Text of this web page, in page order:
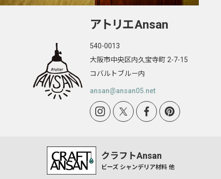
Aトロ型
オワン型 2001
トキワ型
花ぶち型 9906
アトリエAnsan
540-0013
大阪市中央区内久宝寺町 2-7-15
コバルトブルー内
ansan@ansan05.net
クラフトAnsan
ビーズ シャンデリア材料 他